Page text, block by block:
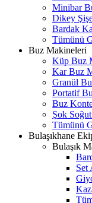
Minibar
Dikey
Bardak
Tümünü
Buz Makineleri
Küp Buz
Kar Buz
Granül
Portatif
Buz
Şok
Tümünü
Bulaşıkhane
Bulaşık
Set